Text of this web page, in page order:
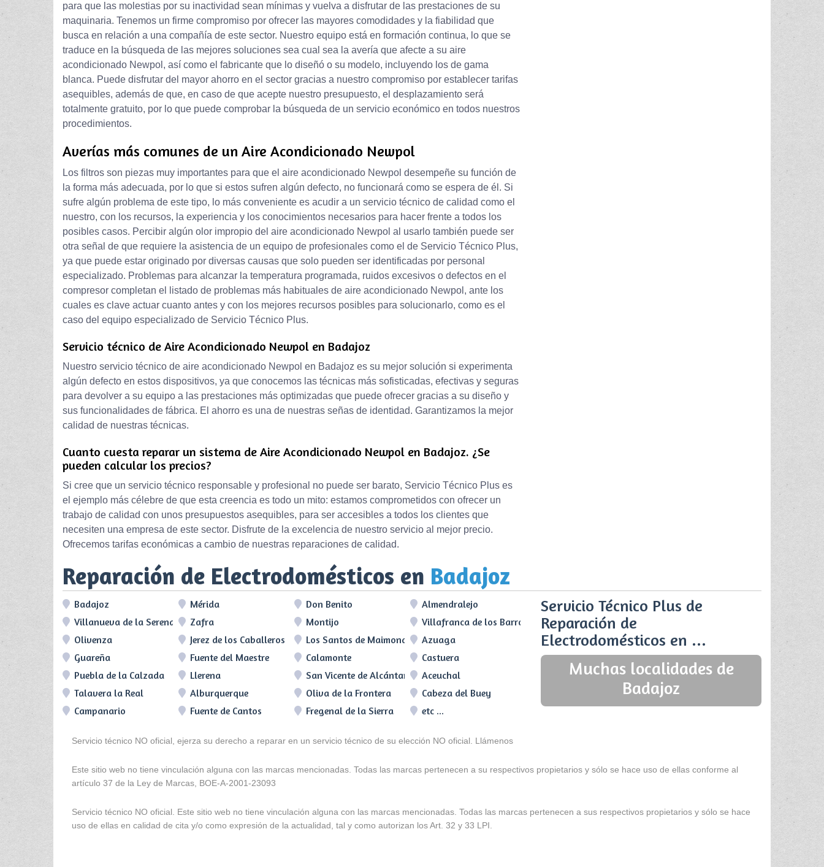
para que las molestias por su inactividad sean mínimas y vuelva a disfrutar de las prestaciones de su
maquinaria. Tenemos un firme compromiso por ofrecer las mayores comodidades y la fiabilidad que
busca en relación a una compañía de este sector. Nuestro equipo está en formación continua, lo que se
traduce en la búsqueda de las mejores soluciones sea cual sea la avería que afecte a su aire
acondicionado Newpol, así como el fabricante que lo diseñó o su modelo, incluyendo los de gama
blanca. Puede disfrutar del mayor ahorro en el sector gracias a nuestro compromiso por establecer tarifas
asequibles, además de que, en caso de que acepte nuestro presupuesto, el desplazamiento será
totalmente gratuito, por lo que puede comprobar la búsqueda de un servicio económico en todos nuestros
procedimientos.
Averías más comunes de un Aire Acondicionado Newpol
Los filtros son piezas muy importantes para que el aire acondicionado Newpol desempeñe su función de
la forma más adecuada, por lo que si estos sufren algún defecto, no funcionará como se espera de él. Si
sufre algún problema de este tipo, lo más conveniente es acudir a un servicio técnico de calidad como el
nuestro, con los recursos, la experiencia y los conocimientos necesarios para hacer frente a todos los
posibles casos. Percibir algún olor impropio del aire acondicionado Newpol al usarlo también puede ser
otra señal de que requiere la asistencia de un equipo de profesionales como el de Servicio Técnico Plus,
ya que puede estar originado por diversas causas que solo pueden ser identificadas por personal
especializado. Problemas para alcanzar la temperatura programada, ruidos excesivos o defectos en el
compresor completan el listado de problemas más habituales de aire acondicionado Newpol, ante los
cuales es clave actuar cuanto antes y con los mejores recursos posibles para solucionarlo, como es el
caso del equipo especializado de Servicio Técnico Plus.
Servicio técnico de Aire Acondicionado Newpol en Badajoz
Nuestro servicio técnico de aire acondicionado Newpol en Badajoz es su mejor solución si experimenta
algún defecto en estos dispositivos, ya que conocemos las técnicas más sofisticadas, efectivas y seguras
para devolver a su equipo a las prestaciones más optimizadas que puede ofrecer gracias a su diseño y
sus funcionalidades de fábrica. El ahorro es una de nuestras señas de identidad. Garantizamos la mejor
calidad de nuestras técnicas.
Cuanto cuesta reparar un sistema de Aire Acondicionado Newpol en Badajoz. ¿Se
pueden calcular los precios?
Si cree que un servicio técnico responsable y profesional no puede ser barato, Servicio Técnico Plus es
el ejemplo más célebre de que esta creencia es todo un mito: estamos comprometidos con ofrecer un
trabajo de calidad con unos presupuestos asequibles, para ser accesibles a todos los clientes que
necesiten una empresa de este sector. Disfrute de la excelencia de nuestro servicio al mejor precio.
Ofrecemos tarifas económicas a cambio de nuestras reparaciones de calidad.
Reparación de Electrodomésticos en Badajoz
Badajoz Mérida Don Benito
Almendralejo
Villanueva de la Serena
Zafra Montijo
Villafranca de los Barros
Olivenza
Jerez de los Caballeros Los Santos de Maimona
Azuaga
Guareña
Fuente del Maestre Calamonte
Castuera
Puebla de la Calzada
Llerena San Vicente de Alcántara
Aceuchal
Talavera la Real
Alburquerque Oliva de la Frontera
Cabeza del Buey
Campanario
Fuente de Cantos Fregenal de la Sierra etc ...
Servicio Técnico Plus de
Reparación de
Electrodomésticos en ...
Muchas localidades de
Badajoz
Servicio técnico NO oficial, ejerza su derecho a reparar en un servicio técnico de su elección NO oficial. Llámenos
Este sitio web no tiene vinculación alguna con las marcas mencionadas. Todas las marcas pertenecen a su respectivos propietarios y sólo se hace uso de ellas conforme al
artículo 37 de la Ley de Marcas, BOE-A-2001-23093
Servicio técnico NO oficial. Este sitio web no tiene vinculación alguna con las marcas mencionadas. Todas las marcas pertenecen a sus respectivos propietarios y sólo se hace
uso de ellas en calidad de cita y/o como expresión de la actualidad, tal y como autorizan los Art. 32 y 33 LPI.